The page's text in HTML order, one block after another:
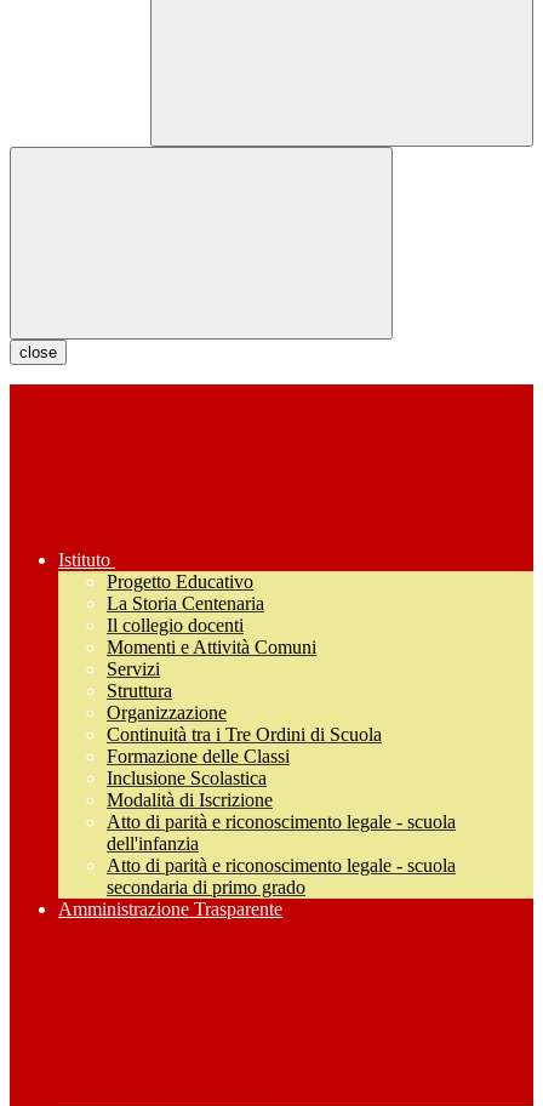
close
Istituto
Progetto Educativo
La Storia Centenaria
Il collegio docenti
Momenti e Attività Comuni
Servizi
Struttura
Organizzazione
Continuità tra i Tre Ordini di Scuola
Formazione delle Classi
Inclusione Scolastica
Modalità di Iscrizione
Atto di parità e riconoscimento legale - scuola
dell'infanzia
Atto di parità e riconoscimento legale - scuola
secondaria di primo grado
Amministrazione Trasparente